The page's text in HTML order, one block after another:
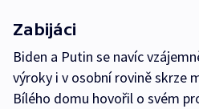
Zabijáci
Biden a Putin se navíc
výroky i v osobní rovině skrze
Bílého domu hovořil o svém